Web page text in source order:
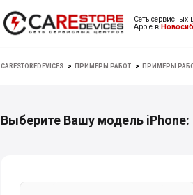
Сеть сервисных
Apple в
CARESTOREDEVICES > ПРИМЕРЫ РАБОТ > ПРИМЕРЫ
Выберите Вашу модель iPhone: